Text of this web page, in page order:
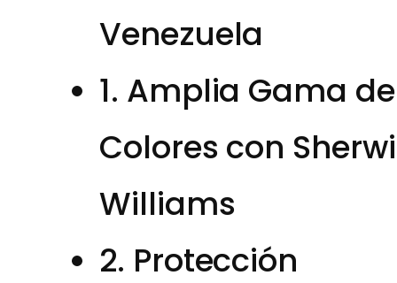
Venezuela
1. Amplia Gama de
Colores con
Williams
2. Protección